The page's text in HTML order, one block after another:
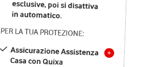
in automatico.
PER LA TUA PROTEZIONE:
Assicurazione Assistenza
Casa con Quixa